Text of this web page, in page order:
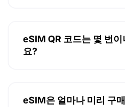
eSIM QR 코드는 몇 번
요?
eSIM은 얼마나 미리 구